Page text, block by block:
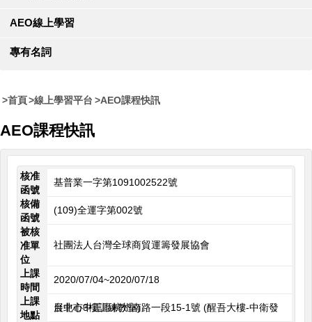
AEO線上學習
專有名詞
首頁 線上學習平台 AEO課程快訊
AEO課程快訊
核准
函號
基普業一字第1091002522號
核備
函號
(109)全運字第002號
被核
准單
位
社團法人台灣全球商貿運籌發展協會
上課
時間
2020/07/04~2020/07/18
上課
地點
台北市中正區杭州南路一段15-1號 (醒吾大樓-中衛發展中心3樓訓練教室)